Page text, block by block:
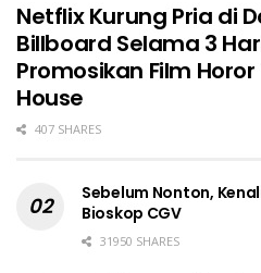
Netflix Kurung Pria di
Billboard Selama 3
Promosikan Film Horor
House
407 SHARES
Sebelum Nonton,
Bioskop CGV
31950 SHARES